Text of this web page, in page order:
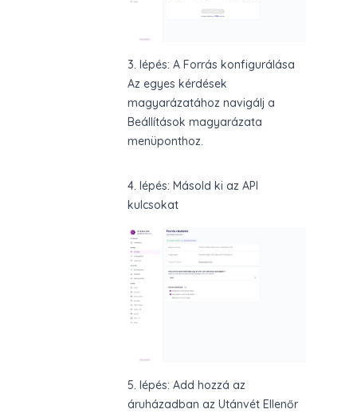
3. lépés: A Forrás konfigurálása
Az egyes kérdések
magyarázatához navigálj a
Beállítások magyarázata
menüponthoz.
4. lépés: Másold ki az API
kulcsokat
5. lépés: Add hozzá az
áruházadban az Utánvét Ellenőr